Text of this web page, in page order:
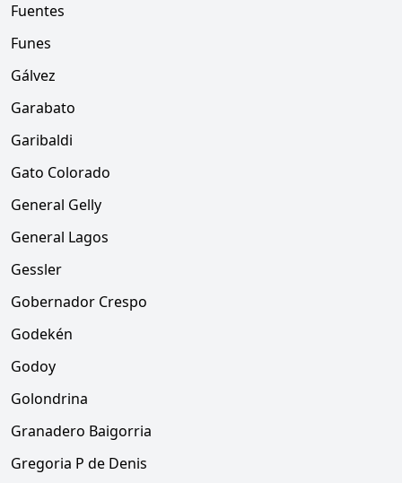
Fuentes
Funes
Gálvez
Garabato
Garibaldi
Gato Colorado
General Gelly
General Lagos
Gessler
Gobernador Crespo
Godekén
Godoy
Golondrina
Granadero Baigorria
Gregoria P de Denis